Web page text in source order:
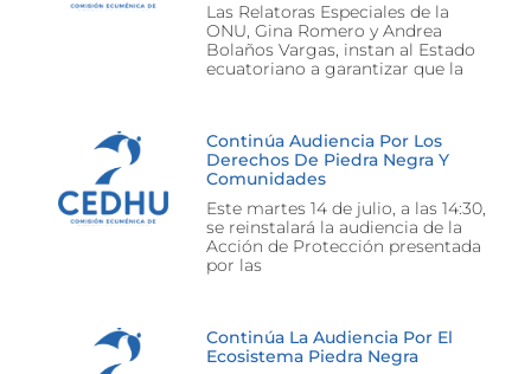
Las Relatoras Especiales de la
ONU, Gina Romero y Andrea
Bolaños Vargas, instan al Estado
ecuatoriano a garantizar que la
Continúa Audiencia Por Los
Derechos De Piedra Negra Y
Comunidades
Este martes 14 de julio, a las 14:30,
se reinstalará la audiencia de la
Acción de Protección presentada
por las
Continúa La Audiencia Por El
Ecosistema Piedra Negra